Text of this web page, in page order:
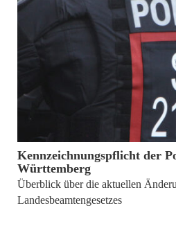
von Dr.
Kennzeichnungspflicht der
Württemberg
Überblick über die aktuellen
Landesbeamtengesetzes